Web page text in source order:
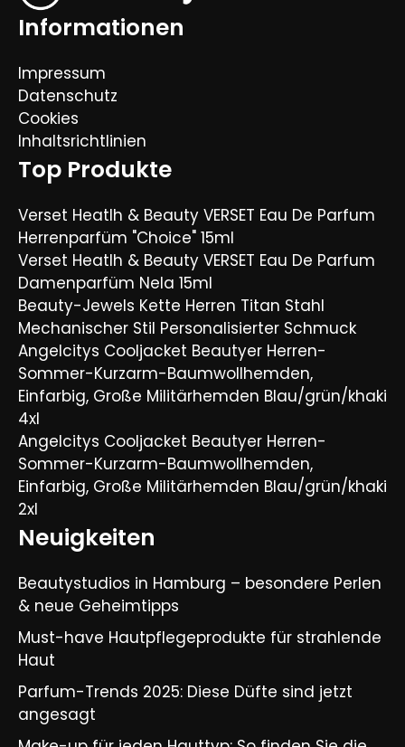
Informationen
Impressum
Datenschutz
Cookies
Inhaltsrichtlinien
Top Produkte
Verset Heatlh & Beauty VERSET Eau De Parfum
Herrenparfüm "Choice" 15ml
Verset Heatlh & Beauty VERSET Eau De Parfum
Damenparfüm Nela 15ml
Beauty-Jewels Kette Herren Titan Stahl
Mechanischer Stil Personalisierter Schmuck
Angelcitys Cooljacket Beautyer Herren-
Sommer-Kurzarm-Baumwollhemden,
Einfarbig, Große Militärhemden Blau/grün/khaki
4xl
Angelcitys Cooljacket Beautyer Herren-
Sommer-Kurzarm-Baumwollhemden,
Einfarbig, Große Militärhemden Blau/grün/khaki
2xl
Neuigkeiten
Beautystudios in Hamburg – besondere Perlen
& neue Geheimtipps
Must-have Hautpflegeprodukte für strahlende
Haut
Parfum-Trends 2025: Diese Düfte sind jetzt
angesagt